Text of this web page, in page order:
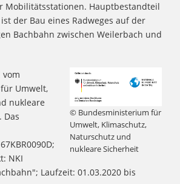
Mobilitätsstationen. Hauptbestandteil
der Bau eines Radweges auf der
Bachbahn zwischen Weilerbach und
© Bundesministerium für
Umwelt, Klimaschutz,
Naturschutz und
nukleare Sicherheit
Umwelt,
nukleare
Das
NKI
Laufzeit: 01.03.2020 bis